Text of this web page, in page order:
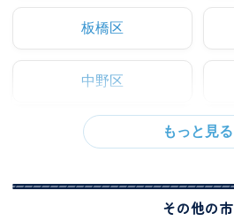
板橋区
中野区
その他の市